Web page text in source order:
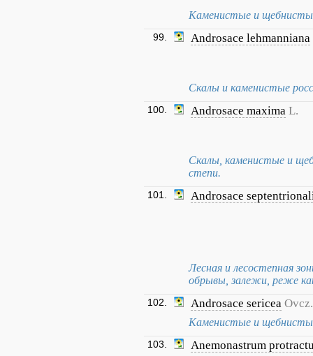
Каменистые и
99. Androsace lehmanniana
Скалы и каменистые
100. Androsace maxima L.
Скалы, каменистые и
степи.
101. Androsace
Лесная и лесостепная
обрывы, залежи, реже
102. Androsace sericea Ovcz.
Каменистые и щебнистые
103. Anemonastrum